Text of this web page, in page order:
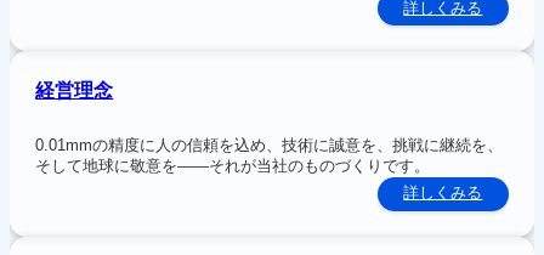
詳しくみる
会
経営理念
0.01mmの精度に人の信頼を込め、技術に誠意を、挑戦に継続を、
そして地球に敬意を――それが当社のものづくりです。
詳しくみる
経